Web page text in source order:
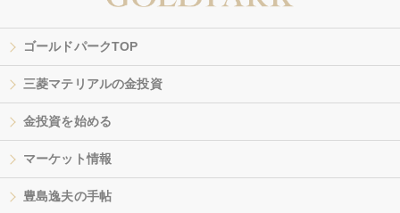
ゴールドパークTOP
三菱マテリアルの金投資
金投資を始める
マーケット情報
豊島逸夫の手帖